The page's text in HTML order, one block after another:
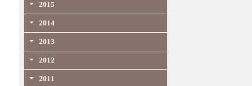
2015
2014
2013
2012
2011